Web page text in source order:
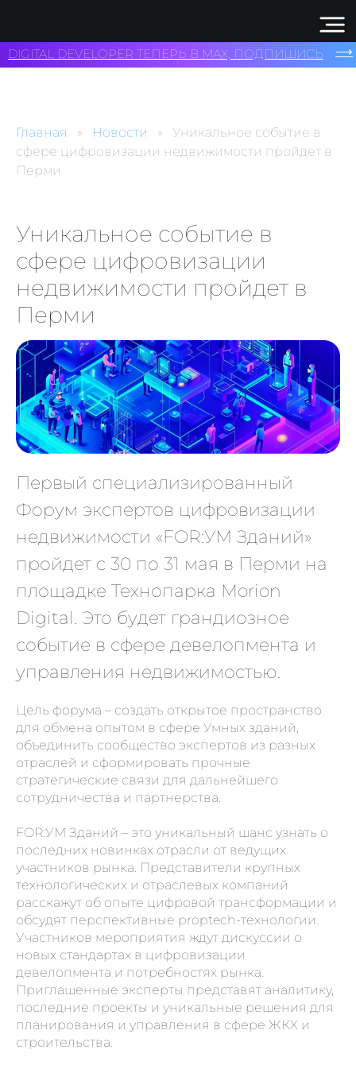
Главная Новости
Уникальное событие в
сфере цифровизации недвижимости пройдет в
Перми
Уникальное событие в
сфере цифровизации
недвижимости пройдет в
Перми
Первый специализированный
Форум экспертов цифровизации
недвижимости «FOR:УМ Зданий»
пройдет с 30 по 31 мая в Перми на
площадке Технопарка Morion
Digital. Это будет грандиозное
событие в сфере девелопмента и
управления недвижимостью.
Цель форума – создать открытое пространство
для обмена опытом в сфере Умных зданий,
объединить сообщество экспертов из разных
отраслей и сформировать прочные
стратегические связи для дальнейшего
сотрудничества и партнерства.
FOR:УМ Зданий – это уникальный шанс узнать о
последних новинках отрасли от ведущих
участников рынка. Представители крупных
технологических и отраслевых компаний
расскажут об опыте цифровой трансформации и
обсудят перспективные proptech-технологии.
Участников мероприятия ждут дискуссии о
новых стандартах в цифровизации
девелопмента и потребностях рынка.
Приглашенные эксперты представят аналитику,
последние проекты и уникальные решения для
планирования и управления в сфере ЖКХ и
строительства.